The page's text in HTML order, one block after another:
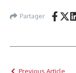
Partager
Previous Article